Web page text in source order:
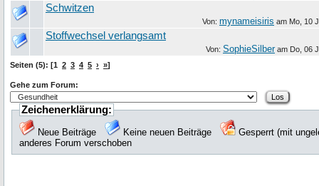
Schwitzen
Von: mynameisiris am Mo, 10
Stoffwechsel verlangsamt
Von: SophieSilberam Do, 06
Seiten (5): [1 2 3 4 5 › »]
Gehe zum Forum:
Zeichenerklärung:
Neue Beiträge Keine neuen Beiträge
Gesperrt (mit
anderes Forum verschoben